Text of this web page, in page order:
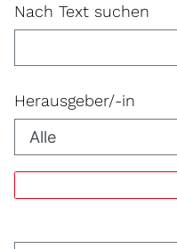
Nach Text suchen
Herausgeber/-in